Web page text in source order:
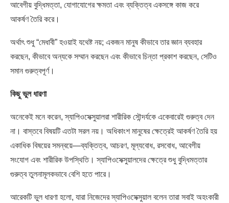
আবেগীয় বুদ্ধিমত্তা, যোগাযোগের ক্ষমতা এবং ব্যক্তিত্ব একসঙ্গে কাজ করে
আকর্ষণ তৈরি করে।
অর্থাৎ শুধু “মেধাবী” হওয়াই যথেষ্ট নয়; একজন মানুষ কীভাবে তার জ্ঞান ব্যবহার
করছেন, কীভাবে অন্যকে সম্মান করছেন এবং কীভাবে চিন্তা প্রকাশ করছেন, সেটিও
সমান গুরুত্বপূর্ণ।
কিছু ভুল ধারণা
অনেকেই মনে করেন, স্যাপিওসেক্সুয়ালরা শারীরিক সৌন্দর্যকে একেবারেই গুরুত্ব দেন
না। বাস্তবে বিষয়টি এতটা সরল নয়। অধিকাংশ মানুষের ক্ষেত্রেই আকর্ষণ তৈরি হয়
একাধিক বিষয়ের সমন্বয়ে—ব্যক্তিত্ব, আচরণ, মূল্যবোধ, রসবোধ, আবেগীয়
সংযোগ এবং শারীরিক উপস্থিতি। স্যাপিওসেক্সুয়ালদের ক্ষেত্রে শুধু বুদ্ধিমত্তার
গুরুত্ব তুলনামূলকভাবে বেশি হতে পারে।
আরেকটি ভুল ধারণা হলো, যারা নিজেদের স্যাপিওসেক্সুয়াল বলেন তারা সবাই অহংকারী